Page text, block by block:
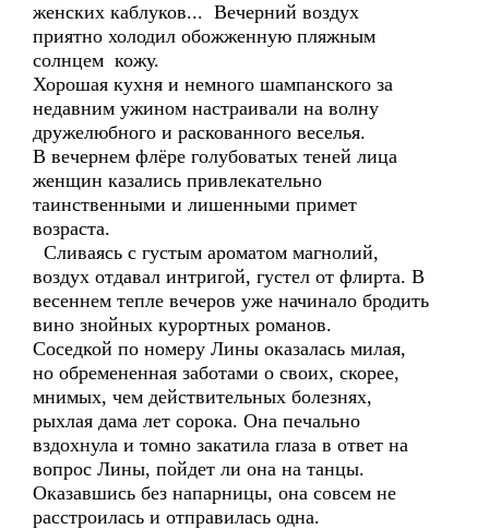
женских каблуков... Вечерний воздух
приятно холодил обожженную пляжным
солнцем кожу.
Хорошая кухня и немного шампанского за
недавним ужином настраивали на волну
дружелюбного и раскованного веселья.
В вечернем флёре голубоватых теней лица
женщин казались привлекательно
таинственными и лишенными примет
возраста.
Сливаясь с густым ароматом магнолий,
воздух отдавал интригой, густел от флирта. В
весеннем тепле вечеров уже начинало бродить
вино знойных курортных романов.
Соседкой по номеру Лины оказалась милая,
но обремененная заботами о своих, скорее,
мнимых, чем действительных болезнях,
рыхлая дама лет сорока. Она печально
вздохнула и томно закатила глаза в ответ на
вопрос Лины, пойдет ли она на танцы.
Оказавшись без напарницы, она совсем не
расстроилась и отправилась одна.